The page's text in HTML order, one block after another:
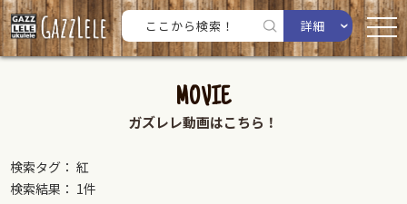
詳細
MOVIE
ガズレレ動画はこちら！
検索タグ： 紅
検索結果： 1件